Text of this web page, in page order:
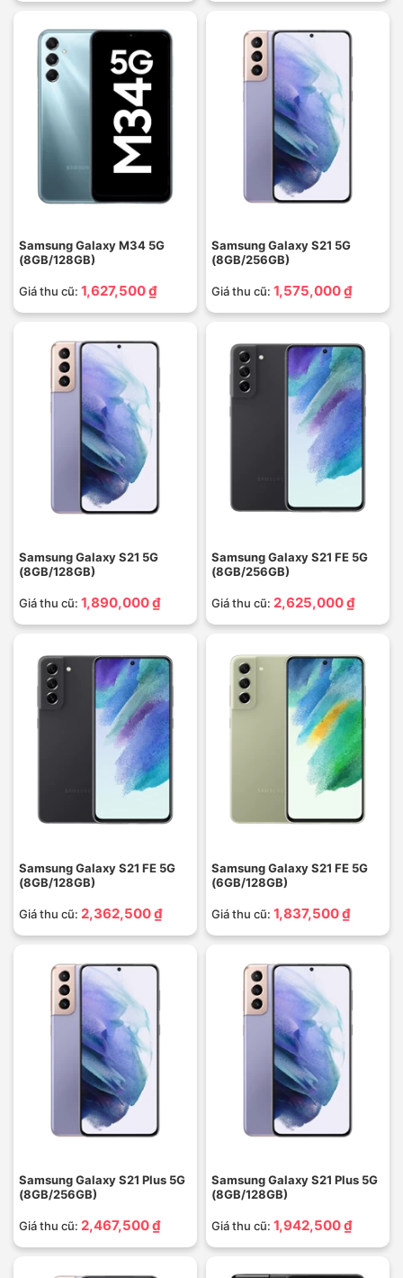
Samsung Galaxy M34 5G
(8GB/128GB)
Giá thu cũ: 1,627,500 ₫
Samsung Galaxy S21 5G
(8GB/256GB)
Giá thu cũ: 1,575,000 ₫
Samsung Galaxy S21 5G
(8GB/128GB)
Giá thu cũ: 1,890,000 ₫
Samsung Galaxy S21 FE 5G
(8GB/256GB)
Giá thu cũ: 2,625,000 ₫
Samsung Galaxy S21 FE 5G
(8GB/128GB)
Giá thu cũ: 2,362,500 ₫
Samsung Galaxy S21 FE 5G
(6GB/128GB)
Giá thu cũ: 1,837,500 ₫
Samsung Galaxy S21 Plus 5G
(8GB/256GB)
Giá thu cũ: 2,467,500 ₫
Samsung Galaxy S21 Plus 5G
(8GB/128GB)
Giá thu cũ: 1,942,500 ₫